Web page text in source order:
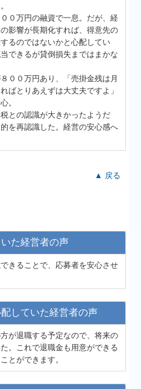
０万円の融資で一息。だが、経
影響が長期化すれば、得意先の
るのではないかと心配してい
できるが貸倒損失まではまかな
００万円あり、「売掛金残は月
ばとりあえずは大丈夫ですよ」
。
との認識が大きかったようだ
を再認識した。経営の安心感へ
▲ 戻る
た経営者の声
きることで、応募者を安心させ
していた経営者の声
が退職する予定なので、将来の
。これで退職金も用意ができる
とができます。